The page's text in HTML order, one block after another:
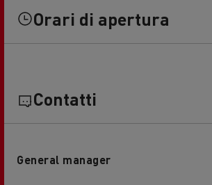
Orari di apertura
Contatti
General manager